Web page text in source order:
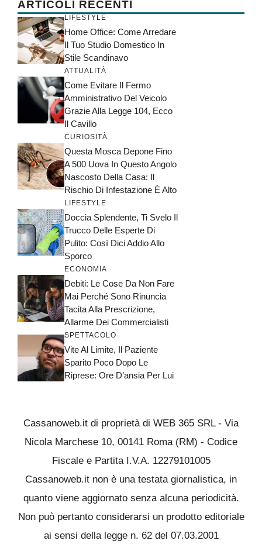
ARTICOLI RECENTI
LIFESTYLE
Home Office: Come Arredare
Il Tuo Studio Domestico In
Stile Scandinavo
ATTUALITÀ
Come Evitare Il Fermo
Amministrativo Del Veicolo
Grazie Alla Legge 104, Ecco
Il Cavillo
CURIOSITÀ
Questa Mosca Depone Fino
A 500 Uova In Questo Angolo
Nascosto Della Casa: Il
Rischio Di Infestazione È Alto
LIFESTYLE
Doccia Splendente, Ti Svelo Il
Trucco Delle Esperte Di
Pulito: Così Dici Addio Allo
Sporco
ECONOMIA
Debiti: Le Cose Da Non Fare
Mai Perché Sono Rinuncia
Tacita Alla Prescrizione,
Allarme Dei Commercialisti
SPETTACOLO
Vite Al Limite, Il Paziente
Sparito Poco Dopo Le
Riprese: Ore D’ansia Per Lui
Cassanoweb.it di proprietà di WEB 365 SRL - Via
Nicola Marchese 10, 00141 Roma (RM) - Codice
Fiscale e Partita I.V.A. 12279101005
Cassanoweb.it non è una testata giornalistica, in
quanto viene aggiornato senza alcuna periodicità.
Non può pertanto considerarsi un prodotto editoriale
ai sensi della legge n. 62 del 07.03.2001